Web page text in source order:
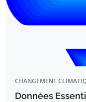
CHANGEMENT
Données